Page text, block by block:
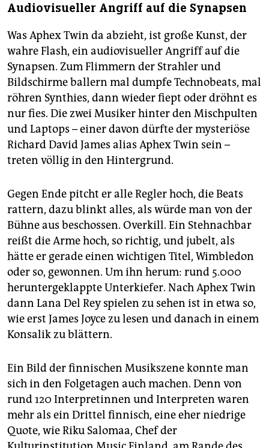
Audiovisueller Angriff auf die Synapsen
Was Aphex Twin da abzieht, ist große Kunst, der
wahre Flash, ein audiovisueller Angriff auf die
Synapsen. Zum Flimmern der Strahler und
Bildschirme ballern mal dumpfe Technobeats, mal
röhren Synthies, dann wieder fiept oder dröhnt es
nur fies. Die zwei Musiker hinter den Mischpulten
und Laptops – einer davon dürfte der mysteriöse
Richard David James alias Aphex Twin sein –
treten völlig in den Hintergrund.
Gegen Ende pitcht er alle Regler hoch, die Beats
rattern, dazu blinkt alles, als würde man von der
Bühne aus beschossen. Overkill. Ein Stehnachbar
reißt die Arme hoch, so richtig, und jubelt, als
hätte er gerade einen wichtigen Titel, Wimbledon
oder so, gewonnen. Um ihn herum: rund 5.000
heruntergeklappte Unterkiefer. Nach Aphex Twin
dann Lana Del Rey spielen zu sehen ist in etwa so,
wie erst James Joyce zu lesen und danach in einem
Konsalik zu blättern.
Ein Bild der finnischen Musikszene konnte man
sich in den Folgetagen auch machen. Denn von
rund 120 Interpretinnen und Interpreten waren
mehr als ein Drittel finnisch, eine eher niedrige
Quote, wie Riku Salomaa, Chef der